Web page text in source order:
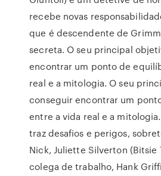
recebe novas
que é descendente de
secreta. O seu principal
encontrar um ponto de
real e a mitologia. O seu
conseguir encontrar um
entre a vida real e a
traz desafios e perigos,
Nick, Juliette Silverton (Bitsie
colega de trabalho, Hank